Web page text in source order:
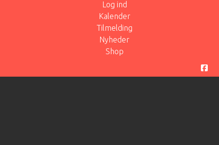
Log ind
Kalender
Tilmelding
Nyheder
Shop